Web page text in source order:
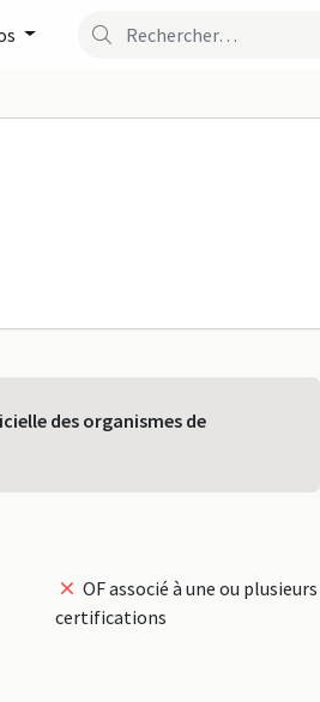
des organismes de
OF associé à une ou plusieurs
certifications